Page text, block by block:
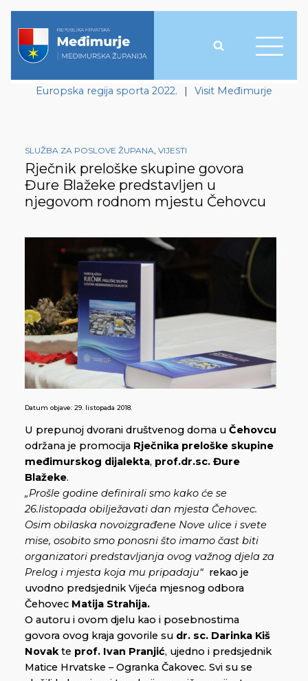
Europska regija sporta 2022. | Visit Međimurje
SLUŽBA ZA POSLOVE ŽUPANA, VIJESTI
Rječnik preloške skupine govora
Đure Blažeke predstavljen u
njegovom rodnom mjestu Čehovcu
Datum objave: 29. listopada 2018.
U prepunoj dvorani društvenog doma u Čehovcu
održana je promocija Rječnika preloške skupine
međimurskog dijalekta, prof.dr.sc. Đure
Blažeke.
„Prošle godine definirali smo kako će se
26.listopada obilježavati dan mjesta Čehovec.
Osim obilaska novoizgrađene Nove ulice i svete
mise, osobito smo ponosni što imamo čast biti
organizatori predstavljanja ovog važnog djela za
Prelog i mjesta koja mu pripadaju“ rekao je
uvodno predsjednik Vijeća mjesnog odbora
Čehovec Matija Strahija.
O autoru i ovom djelu kao i posebnostima
govora ovog kraja govorile su dr. sc. Darinka Kiš
Novakte prof. Ivan Pranjić, ujedno i predsjednik
Matice Hrvatske – Ogranka Čakovec. Svi su se